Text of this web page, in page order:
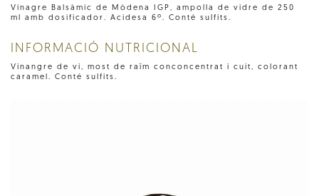
Vinagre Balsàmic de Mòdena IGP, ampolla de vidre de 250
ml amb dosificador. Acidesa 6º. Conté sulfits.
INFORMACIÓ NUTRICIONAL
Vinangre de vi, most de raïm conconcentrat i cuit, colorant
caramel. Conté sulfits.